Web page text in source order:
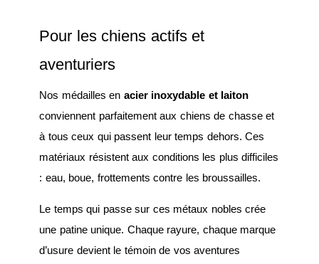
Pour les chiens actifs et
aventuriers
Nos médailles en acier inoxydable et laiton
conviennent parfaitement aux chiens de chasse et
à tous ceux qui passent leur temps dehors. Ces
matériaux résistent aux conditions les plus difficiles
: eau, boue, frottements contre les broussailles.
Le temps qui passe sur ces métaux nobles crée
une patine unique. Chaque rayure, chaque marque
d’usure devient le témoin de vos aventures